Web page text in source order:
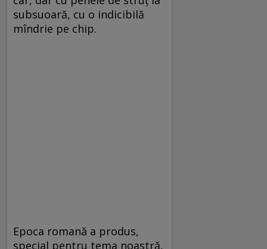
subsuoară, cu o indicibilă
mîndrie pe chip.
Epoca romană a produs,
special pentru tema noastră,